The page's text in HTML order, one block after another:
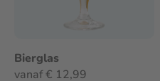
Bierglas
vanaf € 12,99